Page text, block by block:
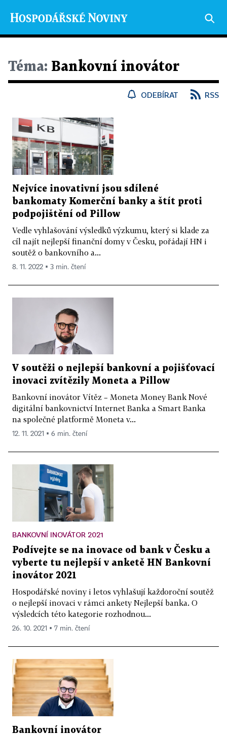
Téma: Bankovní inovátor
ODEBÍRAT RSS
Nejvíce inovativní jsou sdílené
bankomaty Komerční banky a štít proti
podpojištění od Pillow
Vedle vyhlašování výsledků výzkumu, který si klade za
cíl najít nejlepší finanční domy v Česku, pořádají HN i
soutěž o bankovního a...
8. 11. 2022 ▪ 3 min. čtení
V soutěži o nejlepší bankovní a pojišťovací
inovaci zvítězily Moneta a Pillow
Bankovní inovátor Vítěz – Moneta Money Bank Nové
digitální bankovnictví Internet Banka a Smart Banka
na společné platformě Moneta v...
12. 11. 2021 ▪ 6 min. čtení
BANKOVNÍ INOVÁTOR 2021
Podívejte se na inovace od bank v Česku a
vyberte tu nejlepší v anketě HN Bankovní
inovátor 2021
Hospodářské noviny i letos vyhlašují každoroční soutěž
o nejlepší inovaci v rámci ankety Nejlepší banka. O
výsledcích této kategorie rozhodnou...
26. 10. 2021 ▪ 7 min. čtení
Bankovní inovátor